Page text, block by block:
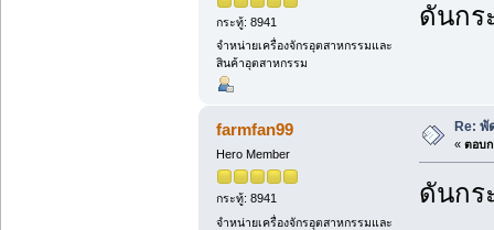
กระทู้: 8941
จำหน่ายเครื่องจักรอุตสาหกรรมและ
สินค้าอุตสาหกรรม
ดันก
farmfan99
Hero Member
กระทู้: 8941
จำหน่ายเครื่องจักรอุตสาหกรรมและ
Re:
« ตอบก
ดันก